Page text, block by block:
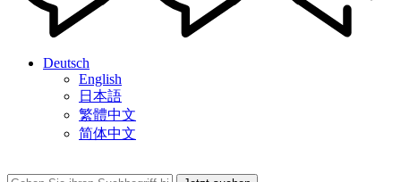
Deutsch
English
日本語
繁體中文
简体中文